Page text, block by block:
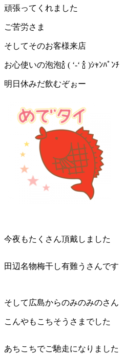
頑張ってくれました
ご苦労さま
そしてそのお客様来店
お心使いの泡泡🍾 ( ‘-‘ 🍾 )ｼｬﾝﾊﾟﾝﾁ
明日休みだ飲むぞぉー
今夜もたくさん頂戴しました
田辺名物梅干し有難うさんです
そして広島からのみのみのさん
こんやもこちそうさまでした
あちこちでご馳走になりました